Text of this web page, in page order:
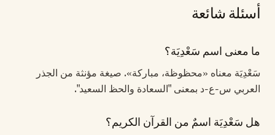
أسئلة شائعة
ما معنى اسم سَعْدِيَة؟
سَعْدِيَة معناه «محظوظة، مباركة». صيغة مؤنثة من الجذر
العربي س-ع-د بمعنى "السعادة والحظ السعيد".
هل سَعْدِيَة اسمٌ من القرآن الكريم؟